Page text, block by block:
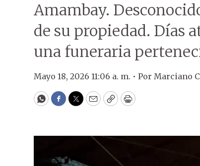
Amambay.
de su propiedad. Días
una funeraria
Mayo 18, 2026 11:06 a. m. • Por Marciano
WhatsApp
Facebook
Twitter
EmailCopyPrint